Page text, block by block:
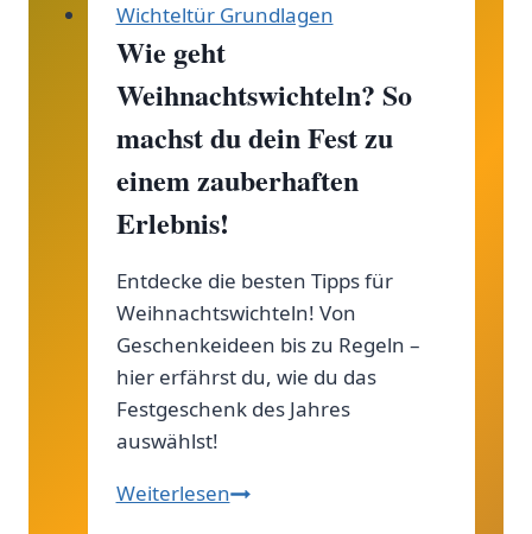
Wichteltür Grundlagen
Wie geht
Weihnachtswichteln? So
machst du dein Fest zu
einem zauberhaften
Erlebnis!
Entdecke die besten Tipps für
Weihnachtswichteln! Von
Geschenkeideen bis zu Regeln –
hier erfährst du, wie du das
Festgeschenk des Jahres
auswählst!
WeiterlesenWie